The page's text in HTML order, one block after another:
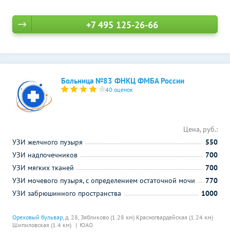
+7 495 125-26-66
Больница №83 ФНКЦ ФМБА России
40 оценок
Ореховый бульвар, д. 28, Зябликово (1.28 км) Красногвардейская (1.24 км)
Шипиловская (1.4 км)
ЮАО
Цена, руб.:
УЗИ желчного пузыря
550
УЗИ надпочечников
700
УЗИ мягких тканей
700
УЗИ мочевого пузыря, с определением остаточной мочи
770
УЗИ забрюшинного пространства
1000